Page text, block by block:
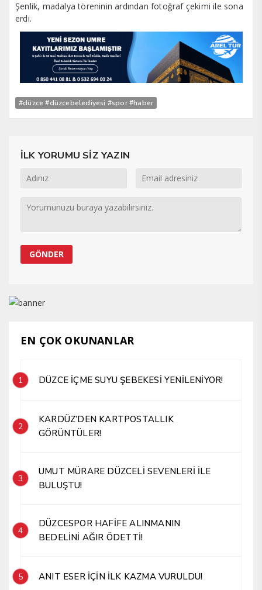
Şenlik, madalya töreninin ardından fotoğraf çekimi ile sona
erdi.
#düzce #düzcebelediyesi #spor #haber
İLK YORUMU SİZ YAZIN
EN ÇOK OKUNANLAR
1 DÜZCE İÇME SUYU ŞEBEKESİ YENİLENİYOR!
2
KARDÜZ’DEN KARTPOSTALLIK
GÖRÜNTÜLER!
3
UMUT MÜRARE DÜZCELİ SEVENLERİ İLE
BULUŞTU!
4
DÜZCESPOR HAFİFE ALINMANIN
BEDELİNİ AĞIR ÖDETTİ!
5 ANIT ESER İÇİN İLK KAZMA VURULDU!